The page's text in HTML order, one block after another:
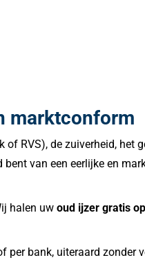
marktconform
RVS), de zuiverheid, het
van een eerlijke en
halen uw oud ijzer gratis
per bank, uiteraard zonder